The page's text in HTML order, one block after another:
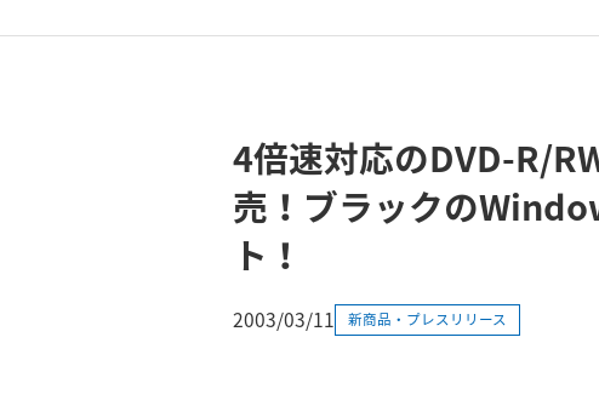
4倍速対応のDVD-R/
売！ブラックの
ト！
2003/03/11 新商品・プレスリリース